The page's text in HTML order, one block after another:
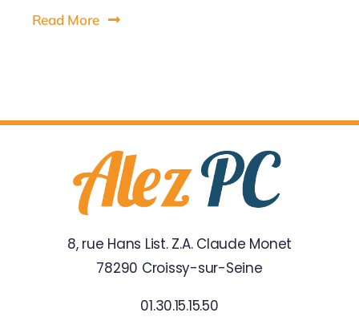
Read More
8, rue Hans List. Z.A. Claude Monet
78290 Croissy-sur-Seine
01.30.15.15.50